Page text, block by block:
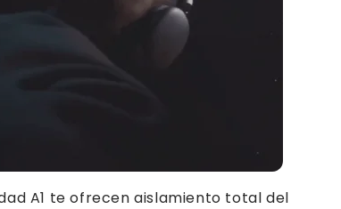
A1 te ofrecen aislamiento total del